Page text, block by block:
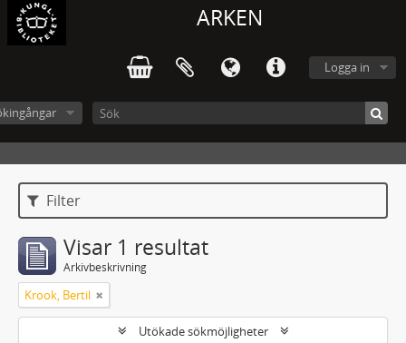
ARKEN
Logga in
Filter
Visar 1 resultat
Arkivbeskrivning
Krook, Bertil
Utökade sökmöjligheter